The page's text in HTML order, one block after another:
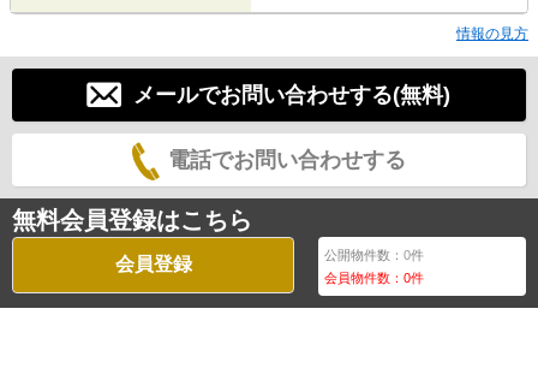
情報の見方
メールでお問い合わせする(無料)
電話でお問い合わせする
無料会員登録はこちら
会員登録 公開物件数：0件
会員物件数：0件